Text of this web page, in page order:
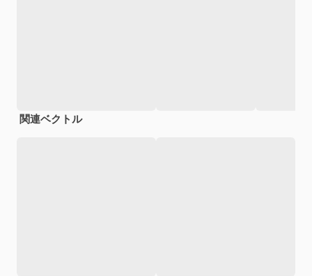
関連ベクトル